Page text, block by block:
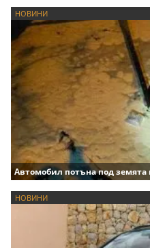
НОВИНИ
Автомобил потъна под
НОВИНИ